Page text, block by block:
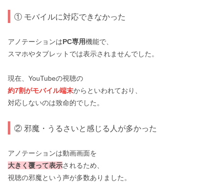
① モバイルに対応できなかった
アノテーションはPC専用機能で、
スマホやタブレットでは表示されませんでした。
現在、YouTubeの視聴の
約7割がモバイル端末からといわれており、
対応しないのは致命的でした。
② 邪魔・うるさいと感じる人が多かった
アノテーションは動画画面を
大きく覆って表示されるため、
視聴の邪魔という声が多数ありました。